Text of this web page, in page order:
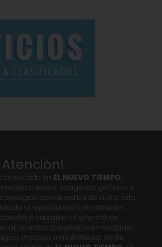
publicado en EL NUEVO TIEMPO,
a textos, imágenes, gráficos, y
protegido por derechos de autor. Está
la reproducción, distribución,
o cualquier otra forma de
de estos contenidos en cualquier
impreso o multimedia, sin la